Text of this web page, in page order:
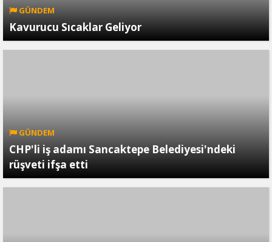
GÜNDEM
Kavurucu Sıcaklar Geliyor
GÜNDEM
CHP'li iş adamı Sancaktepe Belediyesi'ndeki
rüşveti ifşa etti